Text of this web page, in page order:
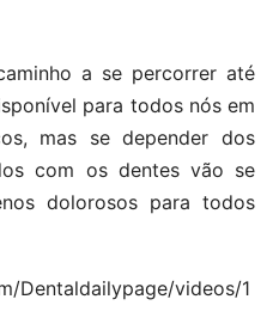
a se percorrer até
para todos nós em
mas se depender dos
com os dentes vão se
dolorosos para todos
Dentaldailypage/videos/1